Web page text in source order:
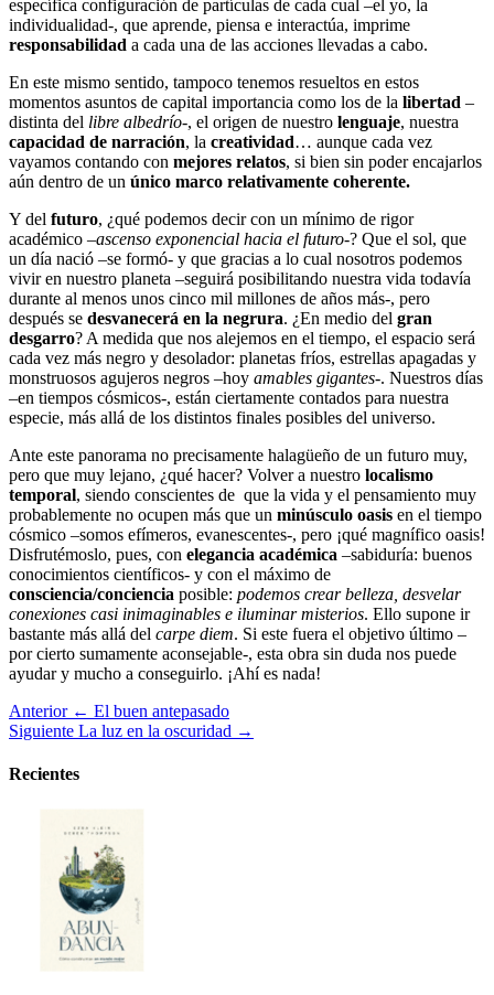
específica configuración de partículas de cada cual –el yo, la
individualidad-, que aprende, piensa e interactúa, imprime
responsabilidad a cada una de las acciones llevadas a cabo.
En este mismo sentido, tampoco tenemos resueltos en estos
momentos asuntos de capital importancia como los de la libertad –
distinta del libre albedrío-, el origen de nuestro lenguaje, nuestra
capacidad de narración, la creatividad… aunque cada vez
vayamos contando con mejores relatos, si bien sin poder encajarlos
aún dentro de un único marco relativamente coherente.
Y del futuro, ¿qué podemos decir con un mínimo de rigor
académico –ascenso exponencial hacia el futuro-? Que el sol, que
un día nació –se formó- y que gracias a lo cual nosotros podemos
vivir en nuestro planeta –seguirá posibilitando nuestra vida todavía
durante al menos unos cinco mil millones de años más-, pero
después se desvanecerá en la negrura. ¿En medio del gran
desgarro? A medida que nos alejemos en el tiempo, el espacio será
cada vez más negro y desolador: planetas fríos, estrellas apagadas y
monstruosos agujeros negros –hoy amables gigantes-. Nuestros días
–en tiempos cósmicos-, están ciertamente contados para nuestra
especie, más allá de los distintos finales posibles del universo.
Ante este panorama no precisamente halagüeño de un futuro muy,
pero que muy lejano, ¿qué hacer? Volver a nuestro localismo
temporal, siendo conscientes de que la vida y el pensamiento muy
probablemente no ocupen más que un minúsculo oasis en el tiempo
cósmico –somos efímeros, evanescentes-, pero ¡qué magnífico oasis!
Disfrutémoslo, pues, con elegancia académica –sabiduría: buenos
conocimientos científicos- y con el máximo de
consciencia/conciencia posible: podemos crear belleza, desvelar
conexiones casi inimaginables e iluminar misterios. Ello supone ir
bastante más allá del carpe diem. Si este fuera el objetivo último –
por cierto sumamente aconsejable-, esta obra sin duda nos puede
ayudar y mucho a conseguirlo. ¡Ahí es nada!
Anterior ← El buen antepasado
Siguiente La luz en la oscuridad →
Recientes